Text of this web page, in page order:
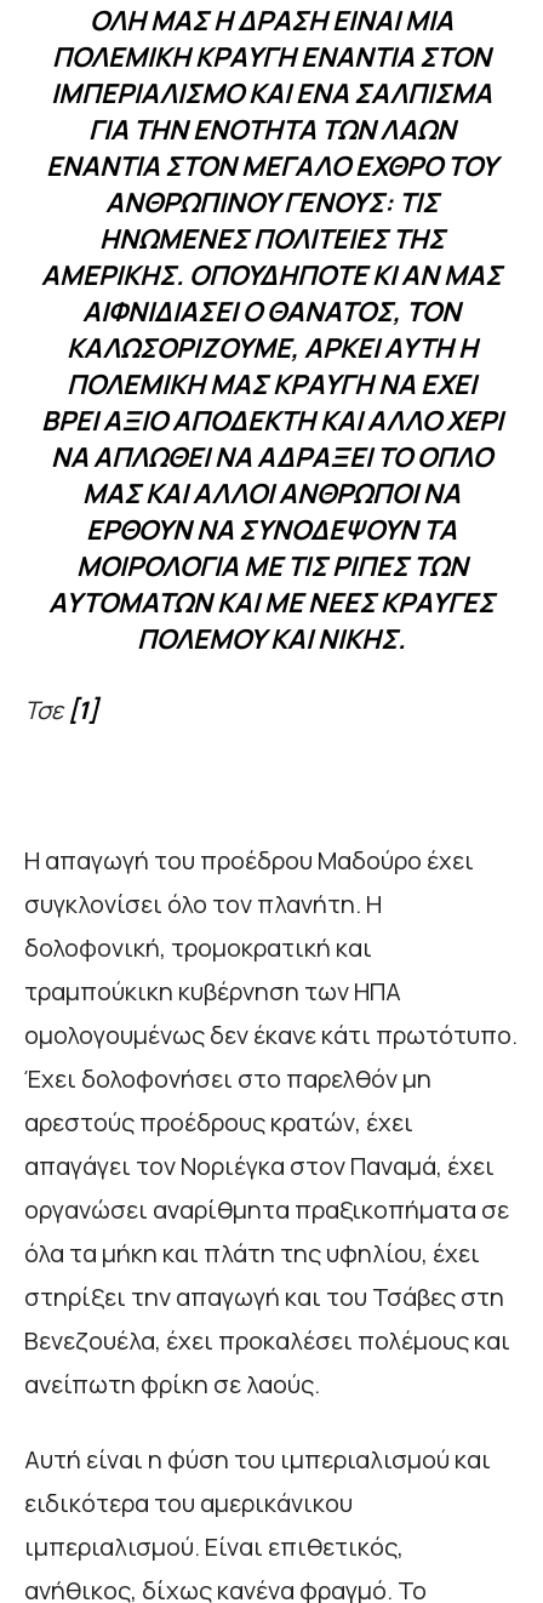
ΌΛΗ ΜΑΣ Η ΔΡΆΣΗ ΕΊΝΑΙ ΜΙΑ
ΠΟΛΕΜΙΚΉ ΚΡΑΥΓΉ ΕΝΆΝΤΙΑ ΣΤΟΝ
ΙΜΠΕΡΙΑΛΙΣΜΌ ΚΑΙ ΈΝΑ ΣΆΛΠΙΣΜΑ
ΓΙΑ ΤΗΝ ΕΝΌΤΗΤΑ ΤΩΝ ΛΑΏΝ
ΕΝΆΝΤΙΑ ΣΤΟΝ ΜΕΓΆΛΟ ΕΧΘΡΌ ΤΟΥ
ΑΝΘΡΏΠΙΝΟΥ ΓΈΝΟΥΣ: ΤΙΣ
ΗΝΩΜΈΝΕΣ ΠΟΛΙΤΕΊΕΣ ΤΗΣ
ΑΜΕΡΙΚΉΣ. ΟΠΟΥΔΉΠΟΤΕ ΚΙ ΑΝ ΜΑΣ
ΑΙΦΝΙΔΙΆΣΕΙ Ο ΘΆΝΑΤΟΣ, ΤΟΝ
ΚΑΛΩΣΟΡΊΖΟΥΜΕ, ΑΡΚΕΊ ΑΥΤΉ Η
ΠΟΛΕΜΙΚΉ ΜΑΣ ΚΡΑΥΓΉ ΝΑ ΈΧΕΙ
ΒΡΕΙ ΆΞΙΟ ΑΠΟΔΈΚΤΗ ΚΑΙ ΆΛΛΟ ΧΈΡΙ
ΝΑ ΑΠΛΩΘΕΊ ΝΑ ΑΔΡΆΞΕΙ ΤΟ ΌΠΛΟ
ΜΑΣ ΚΑΙ ΆΛΛΟΙ ΆΝΘΡΩΠΟΙ ΝΑ
ΈΡΘΟΥΝ ΝΑ ΣΥΝΟΔΈΨΟΥΝ ΤΑ
ΜΟΙΡΟΛΌΓΙΑ ΜΕ ΤΙΣ ΡΙΠΈΣ ΤΩΝ
ΑΥΤΌΜΑΤΩΝ ΚΑΙ ΜΕ ΝΈΕΣ ΚΡΑΥΓΈΣ
ΠΟΛΈΜΟΥ ΚΑΙ ΝΊΚΗΣ.
Τσε[1]
Η απαγωγή του προέδρου Μαδούρο έχει
συγκλονίσει όλο τον πλανήτη. Η
δολοφονική, τρομοκρατική και
τραμπούκικη κυβέρνηση των ΗΠΑ
ομολογουμένως δεν έκανε κάτι πρωτότυπο.
Έχει δολοφονήσει στο παρελθόν μη
αρεστούς προέδρους κρατών, έχει
απαγάγει τον Νοριέγκα στον Παναμά, έχει
οργανώσει αναρίθμητα πραξικοπήματα σε
όλα τα μήκη και πλάτη της υφηλίου, έχει
στηρίξει την απαγωγή και του Τσάβες στη
Βενεζουέλα, έχει προκαλέσει πολέμους και
ανείπωτη φρίκη σε λαούς.
Αυτή είναι η φύση του ιμπεριαλισμού και
ειδικότερα του αμερικάνικου
ιμπεριαλισμού. Είναι επιθετικός,
ανήθικος, δίχως κανένα φραγμό. Το